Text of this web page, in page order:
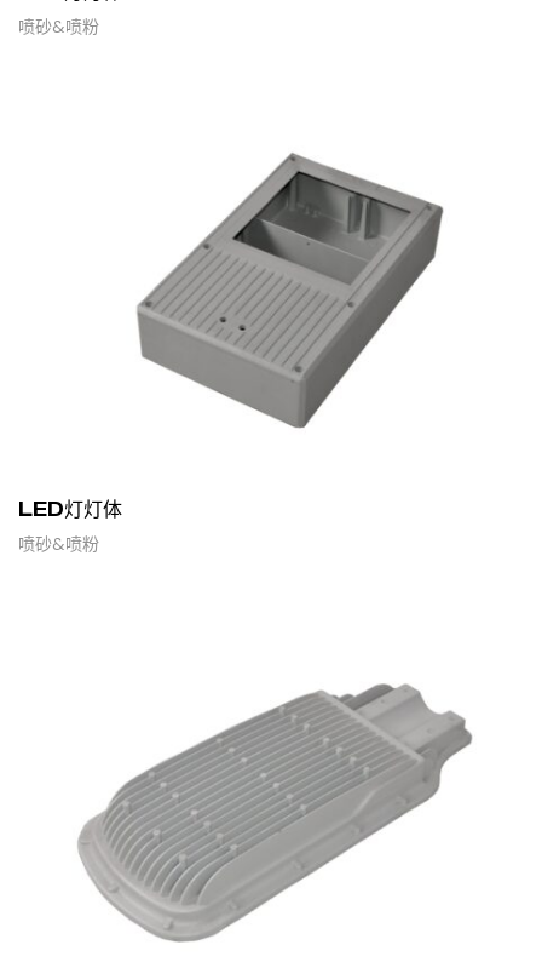
喷砂&喷粉
LED灯灯体
喷砂&喷粉